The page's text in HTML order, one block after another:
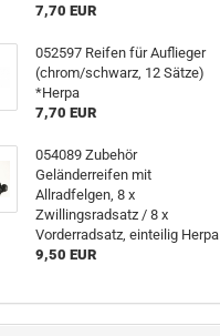
7,70 EUR
052597 Reifen für Auflieger
(chrom/schwarz, 12 Sätze)
*Herpa
7,70 EUR
054089 Zubehör
Geländerreifen mit
Allradfelgen, 8 x
Zwillingsradsatz / 8 x
Vorderradsatz, einteilig Herpa
9,50 EUR